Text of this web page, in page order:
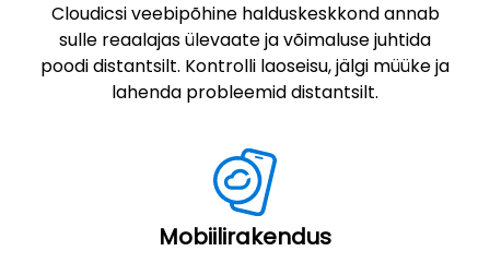
Cloudicsi veebipõhine halduskeskkond annab
sulle reaalajas ülevaate ja võimaluse juhtida
poodi distantsilt. Kontrolli laoseisu, jälgi müüke ja
lahenda probleemid distantsilt.
Mobiilirakendus